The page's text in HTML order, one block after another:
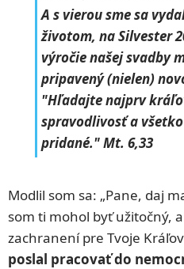
A s vierou sme sa
životom, na Silvester
výročie našej svadby
pripavený (nielen)
"Hľadajte najprv
spravodlivosť a
pridané." Mt. 6,33
Modlil som sa: „Pane, daj
som ti mohol byť užitočný,
zachranení pre Tvoje
poslal pracovať do